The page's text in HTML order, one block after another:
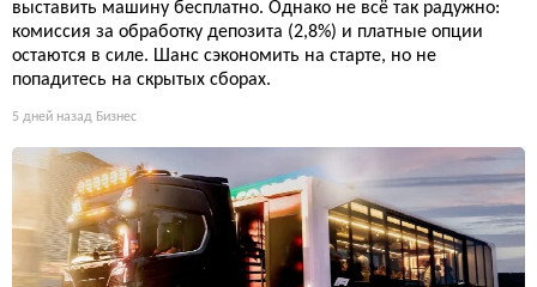
выставить машину бесплатно. Однако не всё так радужно:
комиссия за обработку депозита (2,8%) и платные опции
остаются в силе. Шанс сэкономить на старте, но не
попадитесь на скрытых сборах.
5 дней назад Бизнес